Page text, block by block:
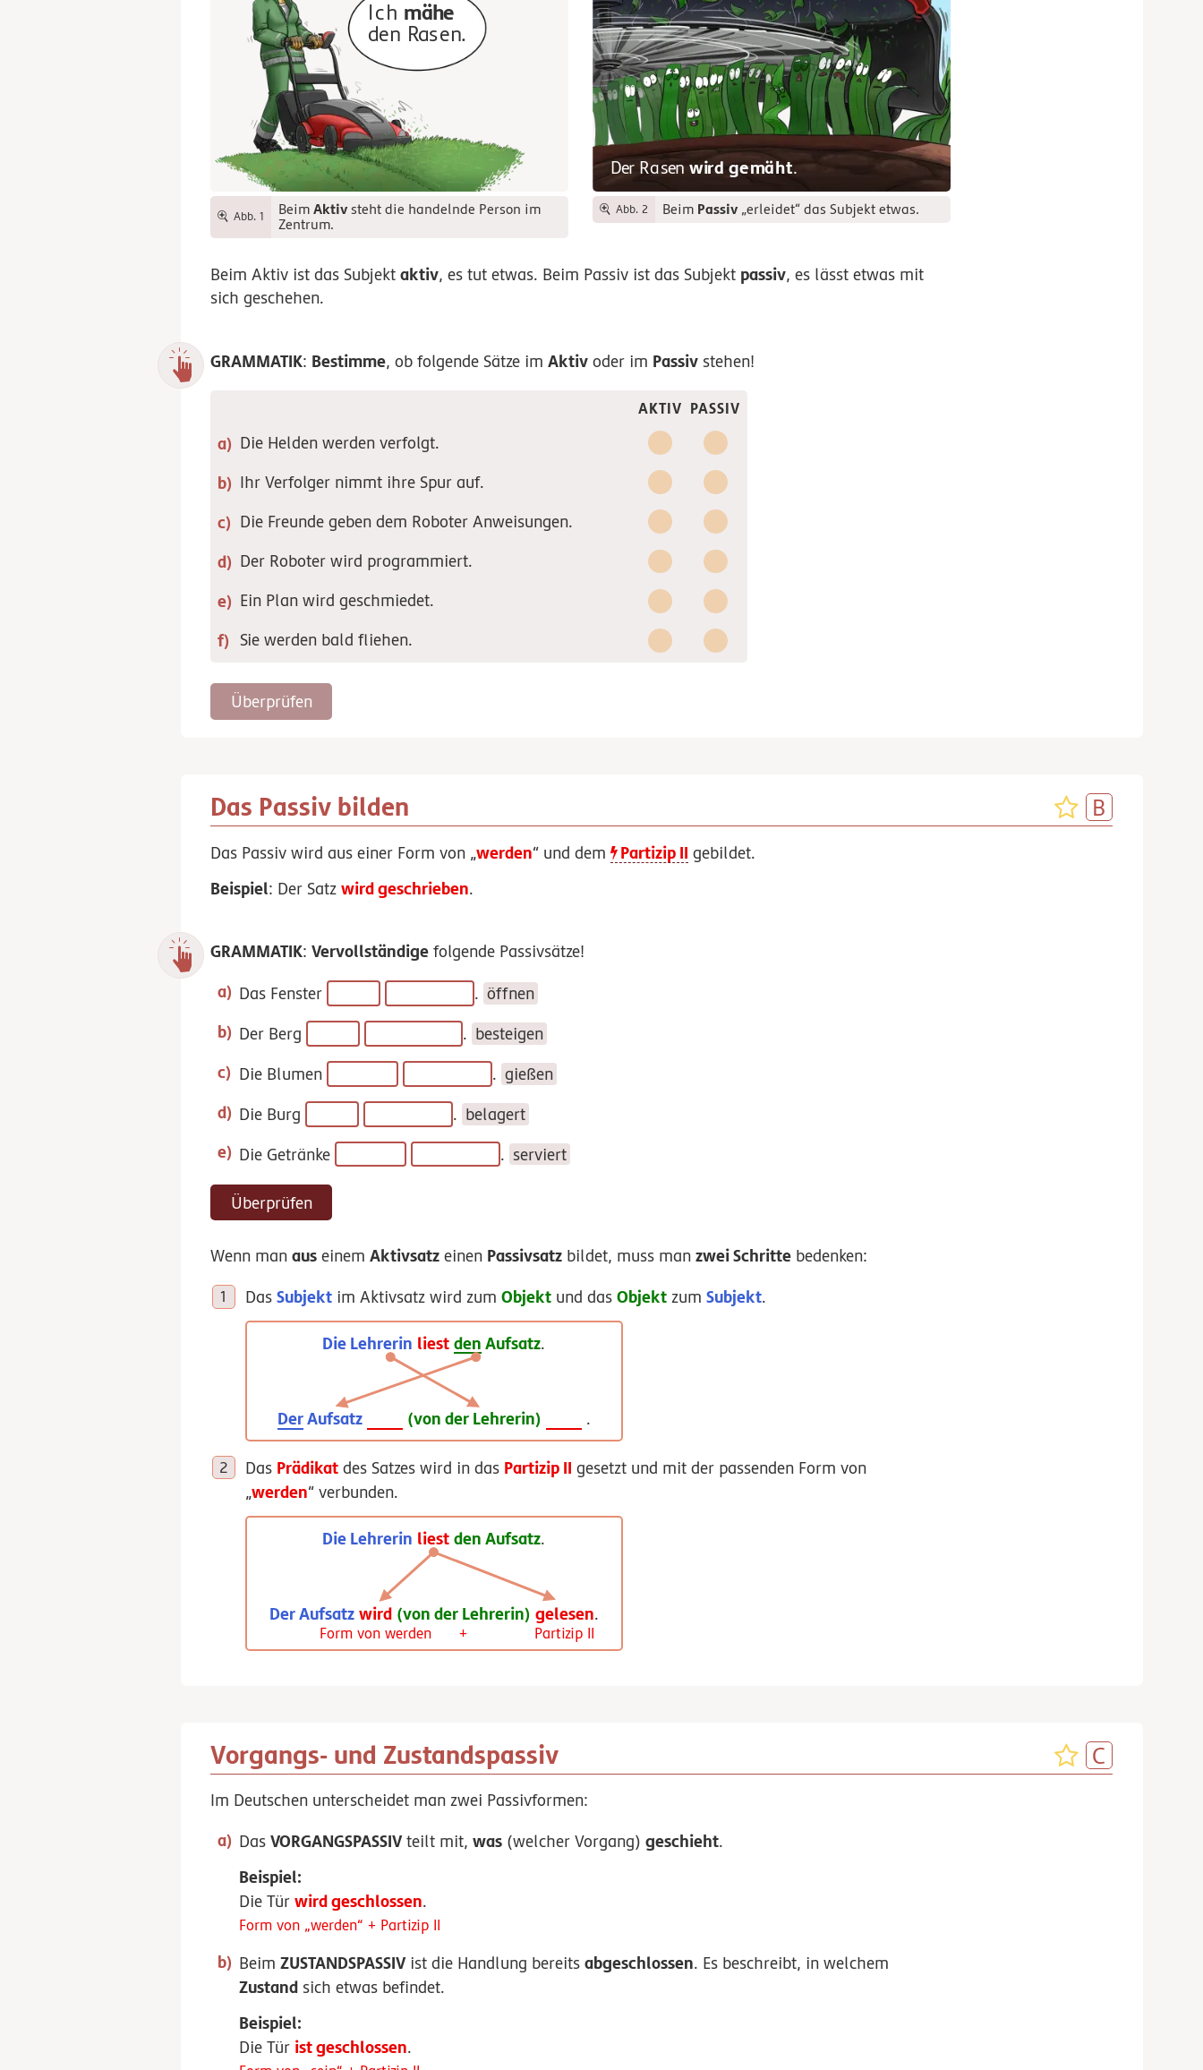
Ich mähe
den Rasen.
Abb. 1 Beim Aktivsteht die handelnde Person im
Zentrum.
Der Rasenwird gemäht.
Abb. 2 Beim Passiv„erleidet“ das Subjekt etwas.
Beim Aktiv ist das Subjektaktiv, es tut etwas. Beim Passiv ist das Subjekt passiv, es lässt etwas mit
sich geschehen.
GRAMMATIK: Bestimme, ob folgende Sätze imAktiv oder im Passiv stehen!
AKTIV PASSIV
Die Helden werden verfolgt.
Ihr Verfolger nimmt ihre Spur auf.
Die Freunde geben dem Roboter Anweisungen.
Der Roboter wird programmiert.
Ein Plan wird geschmiedet.
Sie werdenbald fliehen.
Überprüfen
Das Passiv bilden
Das Passiv wird aus einer Form von „werden“ und dem Partizip II gebildet.
Beispiel: Der Satzwird geschrieben.
GRAMMATIK:Vervollständige folgende Passivsätze!
Das Fenster . öffnen
Der Berg . besteigen
Die Blumen . gießen
Die Burg . belagert
Die Getränke . serviert
Überprüfen
Wenn manaus einemAktivsatz einen Passivsatz bildet, muss manzwei Schritte bedenken:
Das Subjektim Aktivsatz wird zum Objektund das Objektzum Subjekt.
Die Lehrerin liest den Aufsatz.
DerAufsatz (von der Lehrerin) .
Das Prädikatdes Satzes wird in das Partizip II gesetzt und mit der passenden Form von
„werden“ verbunden.
Die Lehrerin liest den Aufsatz.
Der Aufsatz wird (von der Lehrerin) gelesen.
Vorgangs- und Zustandspassiv
Im Deutschen unterscheidet man zwei Passivformen:
DasVORGANGSPASSIVteilt mit,was (welcher Vorgang)geschieht.
Beispiel:
Die Türwird geschlossen.
Form von „werden“ + Partizip II
BeimZUSTANDSPASSIVist die Handlung bereitsabgeschlossen. Es beschreibt, in welchem
Zustand sich etwas befindet.
Beispiel:
Die Tür ist geschlossen.